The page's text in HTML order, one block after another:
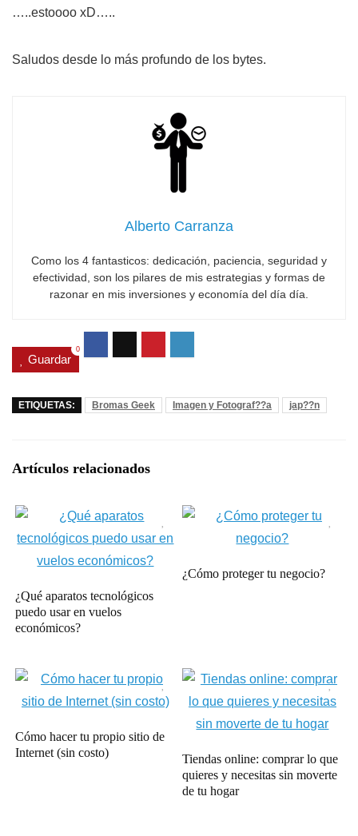
…..estoooo xD…..
Saludos desde lo más profundo de los bytes.
Alberto Carranza
Como los 4 fantasticos: dedicación, paciencia, seguridad y
efectividad, son los pilares de mis estrategias y formas de
razonar en mis inversiones y economía del día día.
Guardar
0
ETIQUETAS: Bromas Geek Imagen y Fotograf??a jap??n
Artículos relacionados
¿Qué aparatos tecnológicos
puedo usar en vuelos
económicos?
¿Cómo proteger tu negocio?
Cómo hacer tu propio sitio de
Internet (sin costo)
Tiendas online: comprar lo que
quieres y necesitas sin moverte
de tu hogar